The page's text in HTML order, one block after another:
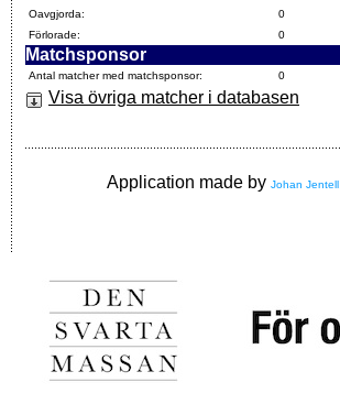
Oavgjorda:
0
Förlorade:
0
Matchsponsor
Antal matcher med matchsponsor: 0
Visa övriga matcher i databasen
Application made by Johan Jentell